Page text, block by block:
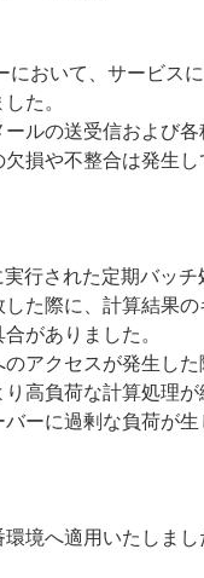
において、サービス
た。
ルの送受信および
損や不整合は発生
行された定期バッチ
た際に、計算結果
がありました。
アクセスが発生し
高負荷な計算処理
ーに過剰な負荷が
境へ適用いたしまし